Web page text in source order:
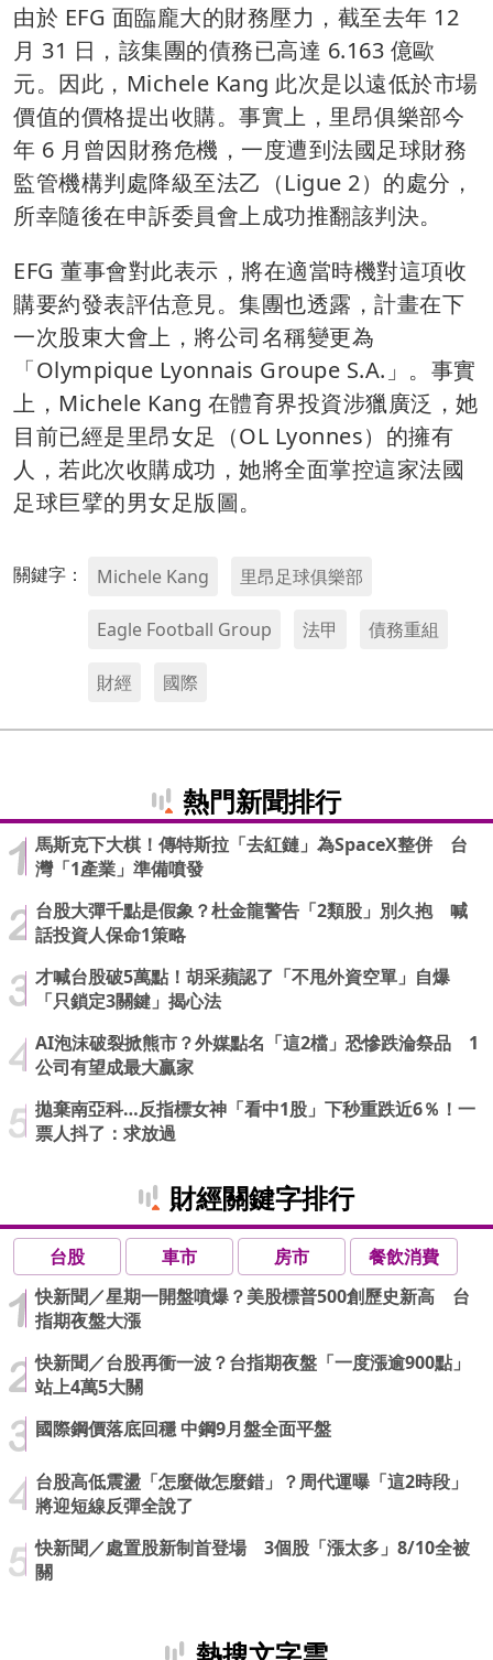
由於 EFG 面臨龐大的財務壓力，截至去年 12
月 31 日，該集團的債務已高達 6.163 億歐
元。因此，Michele Kang 此次是以遠低於市場
價值的價格提出收購。事實上，里昂俱樂部今
年 6 月曾因財務危機，一度遭到法國足球財務
監管機構判處降級至法乙（Ligue 2）的處分，
所幸隨後在申訴委員會上成功推翻該判決。
EFG 董事會對此表示，將在適當時機對這項收
購要約發表評估意見。集團也透露，計畫在下
一次股東大會上，將公司名稱變更為
「Olympique Lyonnais Groupe S.A.」。事實
上，Michele Kang 在體育界投資涉獵廣泛，她
目前已經是里昂女足（OL Lyonnes）的擁有
人，若此次收購成功，她將全面掌控這家法國
足球巨擘的男女足版圖。
關鍵字： Michele Kang 里昂足球俱樂部
Eagle Football Group 法甲 債務重組
財經 國際
熱門新聞排行
馬斯克下大棋！傳特斯拉「去紅鏈」為SpaceX整併 台
灣「1產業」準備噴發
台股大彈千點是假象？杜金龍警告「2類股」別久抱 喊
話投資人保命1策略
才喊台股破5萬點！胡采蘋認了「不甩外資空單」自爆
「只鎖定3關鍵」揭心法
AI泡沫破裂掀熊市？外媒點名「這2檔」恐慘跌淪祭品 1
公司有望成最大贏家
拋棄南亞科…反指標女神「看中1股」下秒重跌近6％！一
票人抖了：求放過
財經關鍵字排行
台股 車市 房市
餐飲消費
快新聞／星期一開盤噴爆？美股標普500創歷史新高 台
指期夜盤大漲
快新聞／台股再衝一波？台指期夜盤「一度漲逾900點」
站上4萬5大關
國際鋼價落底回穩 中鋼9月盤全面平盤
台股高低震盪「怎麼做怎麼錯」？周代運曝「這2時段」
將迎短線反彈全說了
快新聞／處置股新制首登場 3個股「漲太多」8/10全被
關